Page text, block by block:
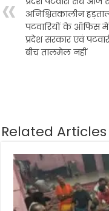
अनिश्चितकालीन
पटवारियों के ऑफिस में
प्रदेश सरकार एवं
बीच तालमेल नहीं
Related Articles